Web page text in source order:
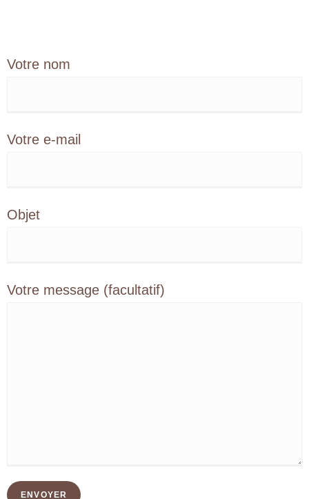
Votre nom
Votre e-mail
Objet
Votre message (facultatif)